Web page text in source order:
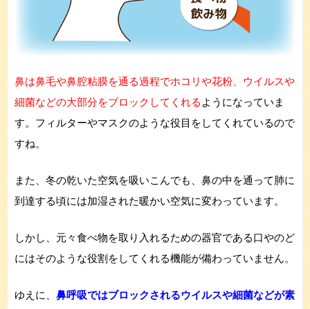
鼻は鼻毛や鼻腔粘膜を通る過程でホコリや花粉、ウイルスや
細菌などの大部分をブロックしてくれる ようになっていま
す。フィルターやマスクのような役目をしてくれているので
すね。
また、冬の乾いた空気を吸いこんでも、鼻の中を通って肺に
到達する頃には加湿された暖かい空気に変わっています。
しかし、元々食べ物を取り入れるための器官である口やのど
にはそのような役割をしてくれる機能が備わっていません。
ゆえに、 鼻呼吸ではブロックされるウイルスや細菌などが素